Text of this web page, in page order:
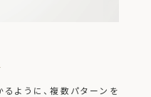
ように、複数パターンを